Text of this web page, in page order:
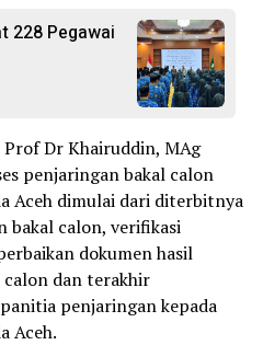
228 Pegawai
Dr Khairuddin, MAg
penjaringan bakal calon
Aceh dimulai dari diterbitnya
bakal calon, verifikasi
dokumen hasil
dan terakhir
penjaringan kepada
Aceh.